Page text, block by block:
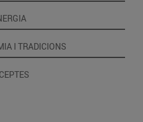
I TRADICIONS